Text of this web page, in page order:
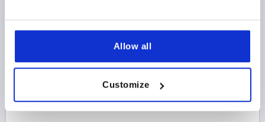
Allow all
Customize
K1964 C